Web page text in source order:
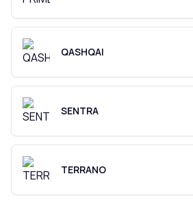
QASHQAI
SENTRA
TERRANO